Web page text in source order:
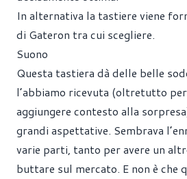
In alternativa la tastiere viene
di Gateron tra cui scegliere.
Suono
Questa tastiera dà delle belle
l’abbiamo ricevuta (oltretutto
aggiungere contesto alla
grandi aspettative. Sembrava
varie parti, tanto per avere un
buttare sul mercato. E non è che